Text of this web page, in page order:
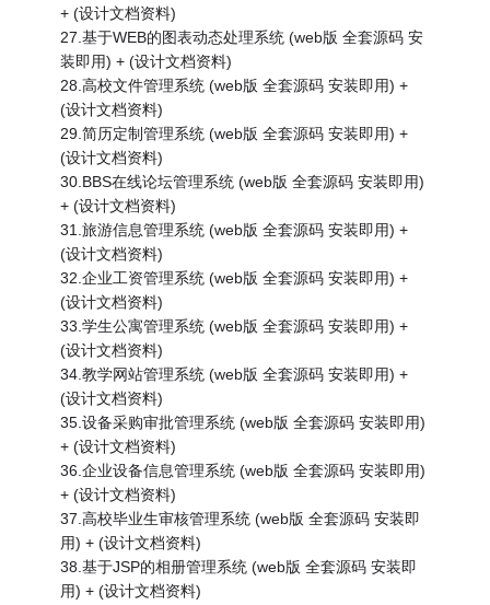
+ (设计文档资料)
27.基于WEB的图表动态处理系统 (web版 全套源码 安
装即用) + (设计文档资料)
28.高校文件管理系统 (web版 全套源码 安装即用) +
(设计文档资料)
29.简历定制管理系统 (web版 全套源码 安装即用) +
(设计文档资料)
30.BBS在线论坛管理系统 (web版 全套源码 安装即用)
+ (设计文档资料)
31.旅游信息管理系统 (web版 全套源码 安装即用) +
(设计文档资料)
32.企业工资管理系统 (web版 全套源码 安装即用) +
(设计文档资料)
33.学生公寓管理系统 (web版 全套源码 安装即用) +
(设计文档资料)
34.教学网站管理系统 (web版 全套源码 安装即用) +
(设计文档资料)
35.设备采购审批管理系统 (web版 全套源码 安装即用)
+ (设计文档资料)
36.企业设备信息管理系统 (web版 全套源码 安装即用)
+ (设计文档资料)
37.高校毕业生审核管理系统 (web版 全套源码 安装即
用) + (设计文档资料)
38.基于JSP的相册管理系统 (web版 全套源码 安装即
用) + (设计文档资料)